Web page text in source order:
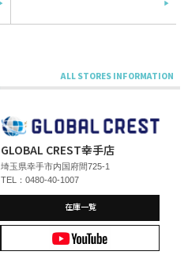
GLOBAL CREST幸手店
埼玉県幸手市内国府間725-1
TEL：0480-40-1007
在庫一覧